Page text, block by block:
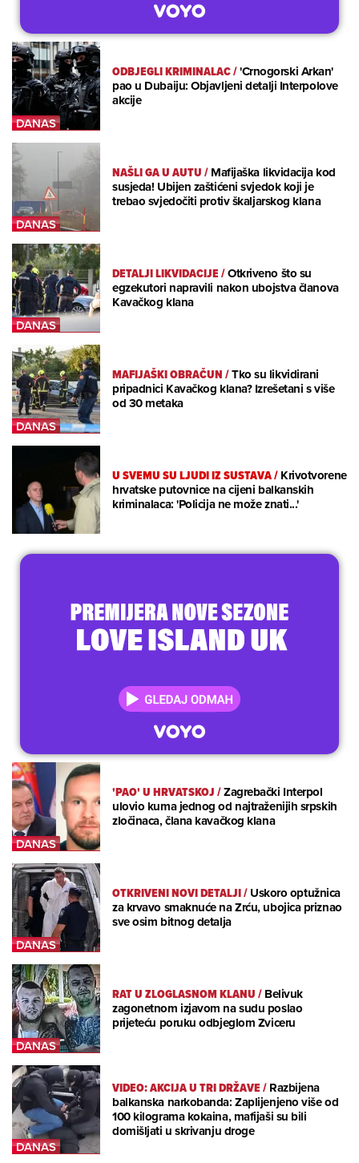
ODBJEGLI KRIMINALAC/'Crnogorski Arkan'
pao u Dubaiju: Objavljeni detalji Interpolove
akcije
NAŠLI GA U AUTU/Mafijaška likvidacija kod
susjeda! Ubijen zaštićeni svjedok koji je
trebao svjedočiti protiv škaljarskog klana
DETALJI LIKVIDACIJE/Otkriveno što su
egzekutori napravili nakon ubojstva članova
Kavačkog klana
MAFIJAŠKI OBRAČUN/Tko su likvidirani
pripadnici Kavačkog klana? Izrešetani s više
od 30 metaka
U SVEMU SU LJUDI IZ SUSTAVA/Krivotvorene
hrvatske putovnice na cijeni balkanskih
kriminalaca: 'Policija ne može znati...'
'PAO' U HRVATSKOJ/Zagrebački Interpol
ulovio kuma jednog od najtraženijih srpskih
zločinaca, člana kavačkog klana
OTKRIVENI NOVI DETALJI/Uskoro optužnica
za krvavo smaknuće na Zrću, ubojica priznao
sve osim bitnog detalja
RAT U ZLOGLASNOM KLANU/Belivuk
zagonetnom izjavom na sudu poslao
prijeteću poruku odbjeglom Zviceru
VIDEO: AKCIJA U TRI DRŽAVE/Razbijena
balkanska narkobanda: Zaplijenjeno više od
100 kilograma kokaina, mafijaši su bili
domišljati u skrivanju droge